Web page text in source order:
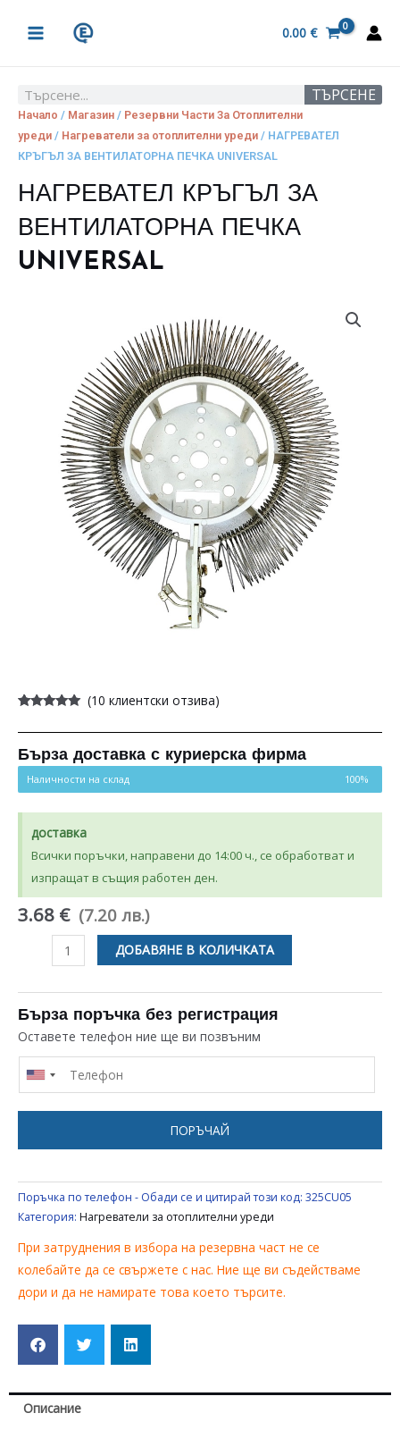
MENU
0.00 €
Search ТЪРСЕНЕ
Начало / Магазин / Резервни Части За Отоплителни
уреди / Нагреватели за отоплителни уреди / НАГРЕВАТЕЛ
КРЪГЪЛ ЗА ВЕНТИЛАТОРНА ПЕЧКА UNIVERSAL
НАГРЕВАТЕЛ КРЪГЪЛ ЗА
ВЕНТИЛАТОРНА ПЕЧКА
UNIVERSAL
5.00от 5,
потребителски
оценки
(10 клиентски отзива)
Бърза доставка с куриерска фирма
Наличности на склад 100%
доставка
Всички поръчки, направени до 14:00 ч., се обработват и
изпращат в същия работен ден.
3.68 € (7.20 лв.)
количество
НАГРЕВАТЕЛ
КРЪГЪЛ
ЗА
ВЕНТИЛАТОРНА
ПЕЧКА
ДОБАВЯНЕ В КОЛИЧКАТА
Бърза поръчка без регистрация
Оставете телефон ние ще ви позвъним
ПОРЪЧАЙ
Поръчка по телефон - Обади се и цитирай този код: 325CU05
Категория: Нагреватели за отоплителни уреди
При затруднения в избора на резервна част не се
колебайте да се свържете с нас. Ние ще ви съдействаме
дори и да не намирате това което търсите.
Описание